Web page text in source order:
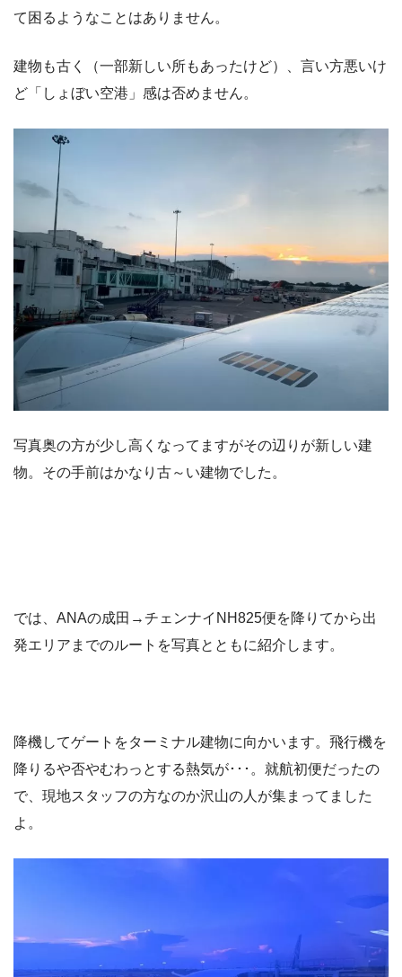
て困るようなことはありません。
建物も古く（一部新しい所もあったけど）、言い方悪いけ
ど「しょぼい空港」感は否めません。
写真奥の方が少し高くなってますがその辺りが新しい建
物。その手前はかなり古～い建物でした。
では、ANAの成田→チェンナイNH825便を降りてから出
発エリアまでのルートを写真とともに紹介します。
降機してゲートをターミナル建物に向かいます。飛行機を
降りるや否やむわっとする熱気が･･･。就航初便だったの
で、現地スタッフの方なのか沢山の人が集まってました
よ。